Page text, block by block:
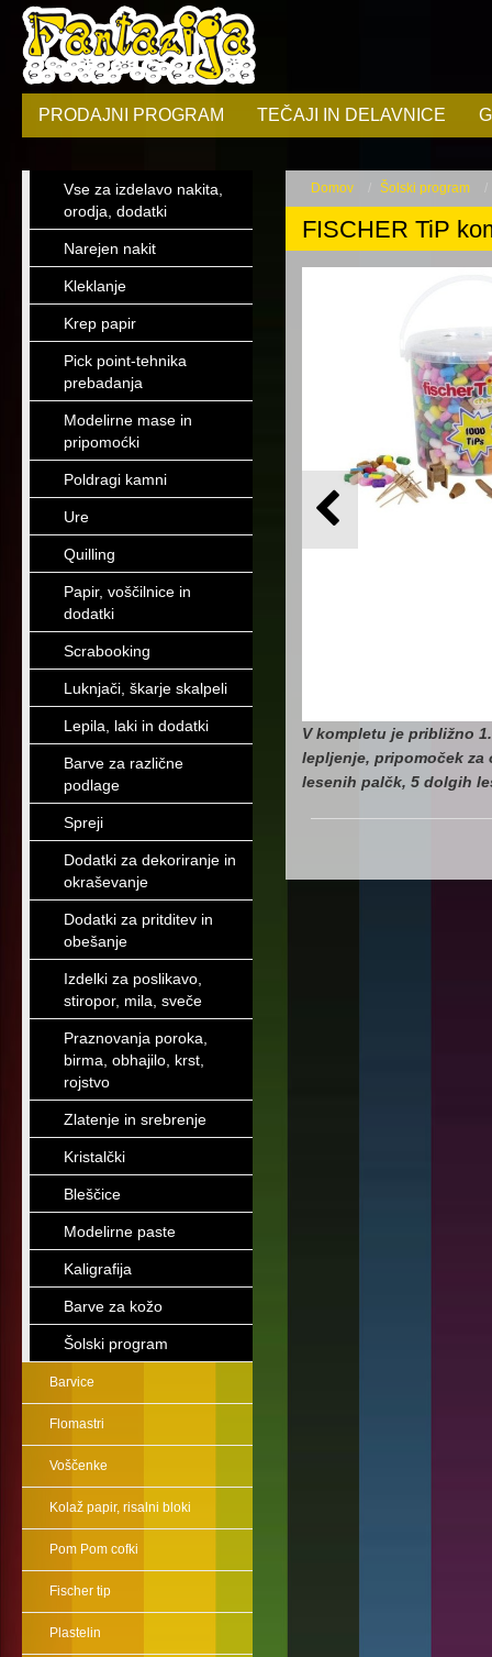
PRODAJNI PROGRAM TEČAJI IN DELAVNICE
Vse za izdelavo nakita,
orodja, dodatki
Narejen nakit
Kleklanje
Krep papir
Pick point-tehnika
prebadanja
Modelirne mase in
pripomoćki
Poldragi kamni
Ure
Quilling
Papir, voščilnice in
dodatki
Scrabooking
Luknjači, škarje skalpeli
Lepila, laki in dodatki
Barve za različne
podlage
Spreji
Dodatki za dekoriranje in
okraševanje
Dodatki za pritditev in
obešanje
Izdelki za poslikavo,
stiropor, mila, sveče
Praznovanja poroka,
birma, obhajilo, krst,
rojstvo
Zlatenje in srebrenje
Kristalčki
Bleščice
Modelirne paste
Kaligrafija
Barve za kožo
Šolski program
Barvice
Flomastri
Voščenke
Kolaž papir, risalni bloki
Pom Pom cofki
Fischer tip
Plastelin
Domov Šolski program
FISCHER TiP
V kompletu je približno
lepljenje, pripomoček
lesenih palčk, 5 dolgih